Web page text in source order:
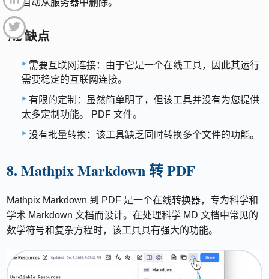
自动从服务器中删除。
7.2 缺点
需要互联网连接：由于它是一个在线工具，因此其运行
需要稳定的互联网连接。
有限的定制：虽然简单明了，但该工具并没有为您提供
太多定制功能。 PDF 文件。
没有批量转换：该工具缺乏同时转换多个文件的功能。
8. Mathpix Markdown 转 PDF
Mathpix Markdown 到 PDF 是一个在线转换器，专为科学和
学术 Markdown 文档而设计。在处理科学 MD 文档中常见的
数学符号和复杂方程时，该工具具有强大的功能。